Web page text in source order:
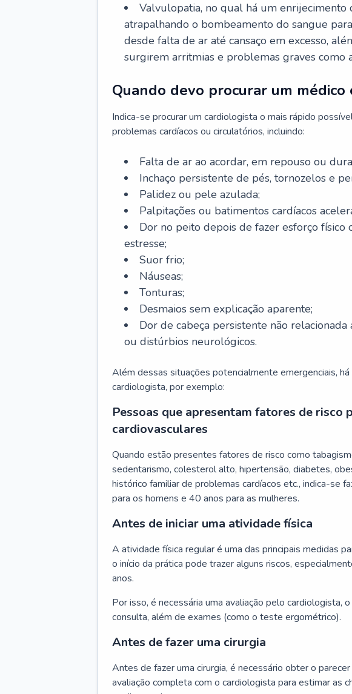
Valvulopatia, no qual há um enrijecimento
atrapalhando o bombeamento do sangue
desde falta de ar até cansaço em excesso,
surgirem arritmias e problemas graves como
Quando devo procurar um médico
Indica-se procurar um cardiologista o mais rápido
problemas cardíacos ou circulatórios, incluindo:
Falta de ar ao acordar, em repouso ou
Inchaço persistente de pés, tornozelos e
Palidez ou pele azulada;
Palpitações ou batimentos cardíacos
Dor no peito depois de fazer esforço físico
estresse;
Suor frio;
Náuseas;
Tonturas;
Desmaios sem explicação aparente;
Dor de cabeça persistente não
ou distúrbios neurológicos.
Além dessas situações potencialmente emergenciais,
cardiologista, por exemplo:
Pessoas que apresentam fatores de risco
cardiovasculares
Quando estão presentes fatores de risco como
sedentarismo, colesterol alto, hipertensão, diabetes,
histórico familiar de problemas cardíacos etc., indica-se
para os homens e 40 anos para as mulheres.
Antes de iniciar uma atividade física
A atividade física regular é uma das principais medidas
o início da prática pode trazer alguns riscos,
anos.
Por isso, é necessária uma avaliação pelo cardiologista,
consulta, além de exames (como o teste ergométrico).
Antes de fazer uma cirurgia
Antes de fazer uma cirurgia, é necessário obter o
avaliação completa com o cardiologista para estimar as